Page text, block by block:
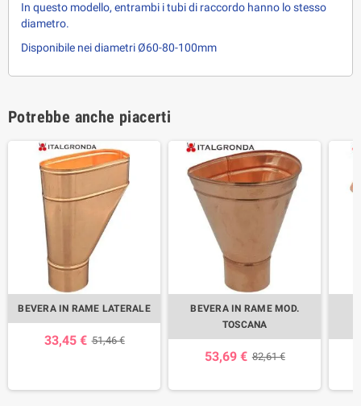
In questo modello, entrambi i tubi di raccordo hanno lo stesso
diametro.
Disponibile nei diametri Ø60-80-100mm
Potrebbe anche piacerti
BEVERA IN RAME LATERALE
33,45 € 51,46 €
BEVERA IN RAME MOD.
TOSCANA
53,69 € 82,61 €